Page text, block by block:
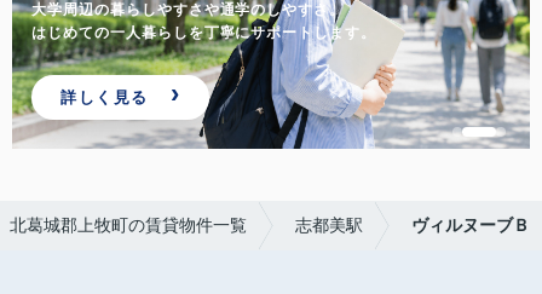
大学周辺の暮らしやすさや通学のしやすさ。
はじめての一人暮らしを丁寧にサポートします。
詳しく見る
北葛城郡上牧町の賃貸物件一覧 志都美駅 ヴィルヌーブＢ